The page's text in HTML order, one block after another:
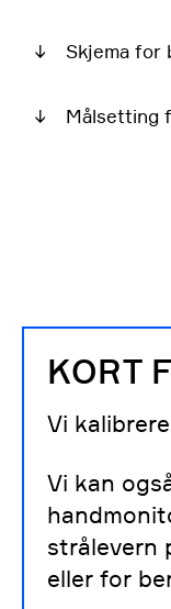
KORT
Vi
Vi kan
strålevern
eller for
↓ Skjema for
↓ Målsetting